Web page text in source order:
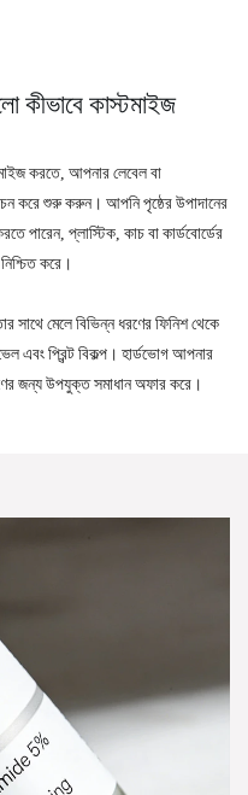
কীভাবে কাস্টমাইজ
করতে, আপনার লেবেল বা
করে শুরু করুন। আপনি পৃষ্ঠের উপাদানের
পারেন, প্লাস্টিক, কাচ বা কার্ডবোর্ডের
করে।
সাথে মেলে বিভিন্ন ধরণের ফিনিশ থেকে
এবং প্রিন্ট বিকল্প। হার্ডভোগ আপনার
জন্য উপযুক্ত সমাধান অফার করে।